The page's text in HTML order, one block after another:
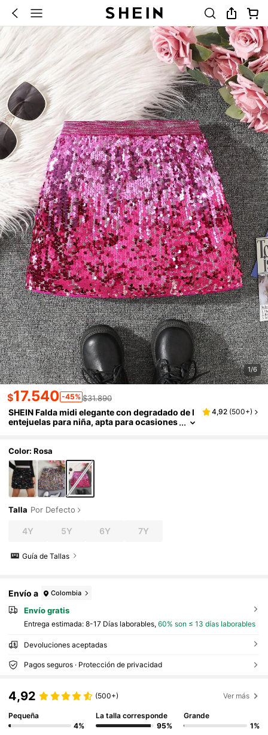
1/6
$17.540 -45% $31.890
SHEIN Falda midi elegante con degradado de l
entejuelas para niña, apta para ocasiones
4,92 (500+)
Color: Rosa
Talla Por Defecto
4Y 5Y 6Y 7Y
Guía de Tallas
Envío a Colombia
Envío gratis
Entrega estimada: 8-17 Días laborables, 60% son ≤ 13 días laborables
Devoluciones aceptadas
Pagos seguros · Protección de privacidad
4,92 (500+) Ver más
Pequeña
4%
La talla corresponde
95%
Grande
1%